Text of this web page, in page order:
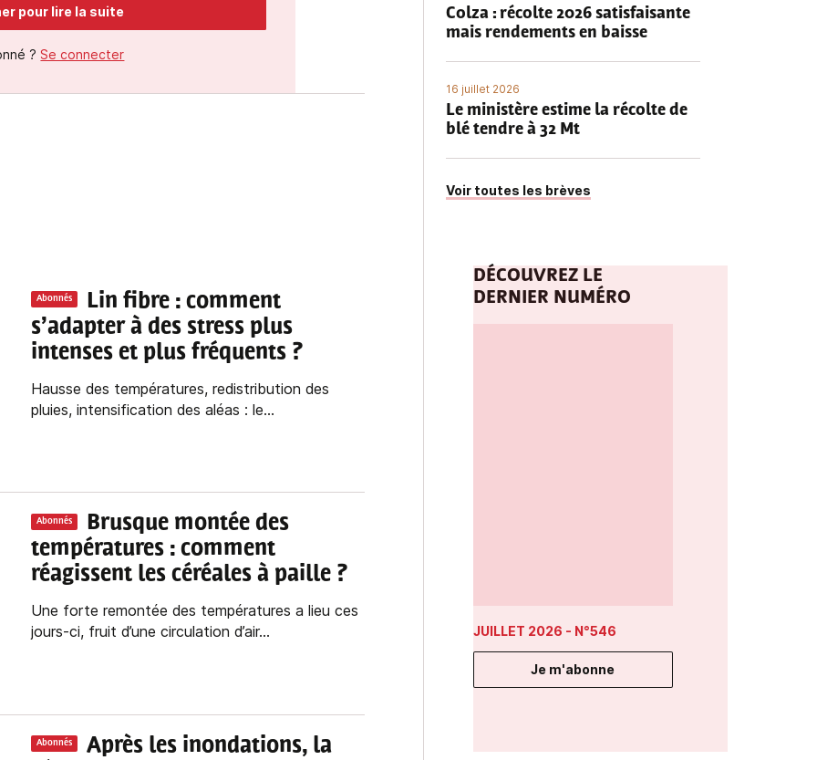
pour lire la suite
? Se connecter
Abonnés
Lin fibre : comment
s’adapter à des stress plus
intenses et plus fréquents ?
Hausse des températures, redistribution des
pluies, intensification des aléas : le...
Abonnés
Brusque montée des
températures : comment
réagissent les céréales à paille ?
Une forte remontée des températures a lieu ces
jours-ci, fruit d’une circulation d’air...
Abonnés
Après les inondations, la
Colza : récolte 2026 satisfaisante
mais rendements en baisse
16 juillet 2026
Le ministère estime la récolte de
blé tendre à 32 Mt
Voir toutes les brèves
DÉCOUVREZ LE
DERNIER NUMÉRO
JUILLET 2026 - N°546
Je m'abonne